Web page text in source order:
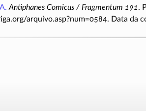
Antiphanes Comicus / Fragmentum 191 .
arquivo.asp?num=0584. Data da